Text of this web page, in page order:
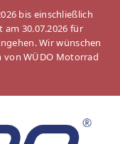
bis einschließlich
am 30.07.2026 für
Wir wünschen
von WÜDO Motorrad